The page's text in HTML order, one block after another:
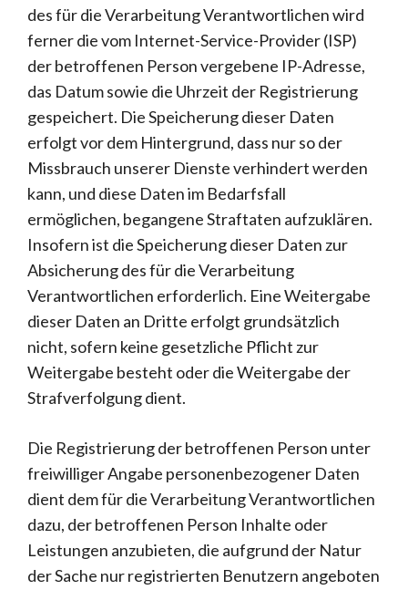
des für die Verarbeitung Verantwortlichen wird
ferner die vom Internet-Service-Provider (ISP)
der betroffenen Person vergebene IP-Adresse,
das Datum sowie die Uhrzeit der Registrierung
gespeichert. Die Speicherung dieser Daten
erfolgt vor dem Hintergrund, dass nur so der
Missbrauch unserer Dienste verhindert werden
kann, und diese Daten im Bedarfsfall
ermöglichen, begangene Straftaten aufzuklären.
Insofern ist die Speicherung dieser Daten zur
Absicherung des für die Verarbeitung
Verantwortlichen erforderlich. Eine Weitergabe
dieser Daten an Dritte erfolgt grundsätzlich
nicht, sofern keine gesetzliche Pflicht zur
Weitergabe besteht oder die Weitergabe der
Strafverfolgung dient.
Die Registrierung der betroffenen Person unter
freiwilliger Angabe personenbezogener Daten
dient dem für die Verarbeitung Verantwortlichen
dazu, der betroffenen Person Inhalte oder
Leistungen anzubieten, die aufgrund der Natur
der Sache nur registrierten Benutzern angeboten